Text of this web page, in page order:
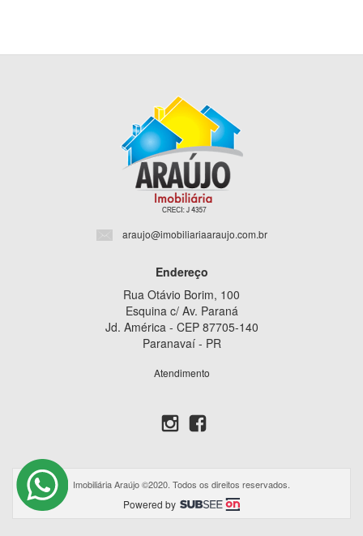
araujo@imobiliariaaraujo.com.br
Endereço
Rua Otávio Borim, 100
Esquina c/ Av. Paraná
Jd. América - CEP 87705-140
Paranavaí - PR
Atendimento
Imobiliária Araújo ©2020. Todos os direitos reservados.
Powered by